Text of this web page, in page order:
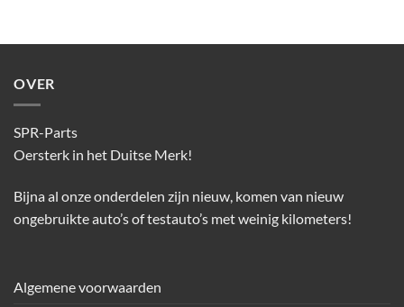
OVER
SPR-Parts
Oersterk in het Duitse Merk!
Bijna al onze onderdelen zijn nieuw, komen van nieuw
ongebruikte auto’s of testauto’s met weinig kilometers!
Algemene voorwaarden